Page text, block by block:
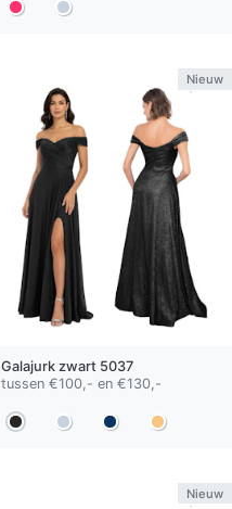
Nieuw
Galajurk zwart5037
tussen €100,- en €130,-
Nieuw